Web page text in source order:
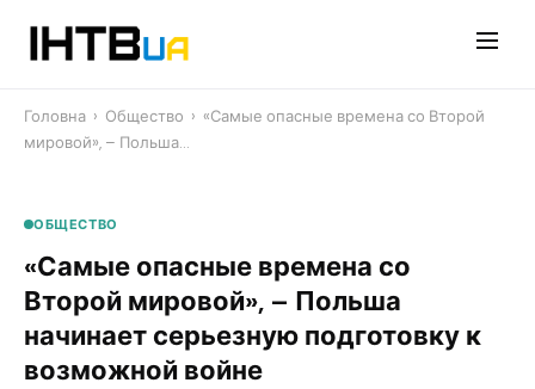
Головна › Общество › «Самые опасные времена со Второй
мировой», – Польша…
ОБЩЕСТВО
«Самые опасные времена со
Второй мировой», – Польша
начинает серьезную подготовку к
возможной войне